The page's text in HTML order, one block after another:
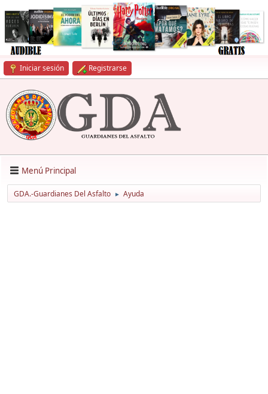
Iniciar sesión Registrarse
Menú Principal
GDA.-Guardianes Del Asfalto ► Ayuda